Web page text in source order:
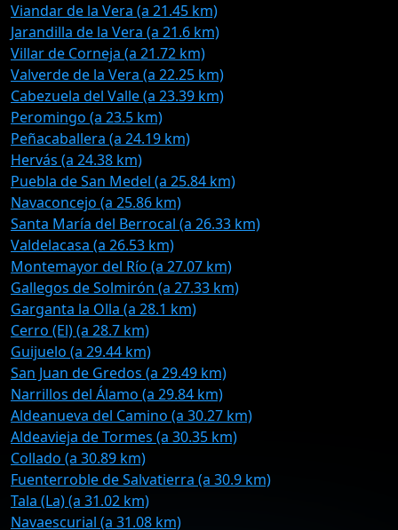
Viandar de la Vera (a 21.45 km)
Jarandilla de la Vera (a 21.6 km)
Villar de Corneja (a 21.72 km)
Valverde de la Vera (a 22.25 km)
Cabezuela del Valle (a 23.39 km)
Peromingo (a 23.5 km)
Peñacaballera (a 24.19 km)
Hervás (a 24.38 km)
Puebla de San Medel (a 25.84 km)
Navaconcejo (a 25.86 km)
Santa María del Berrocal (a 26.33 km)
Valdelacasa (a 26.53 km)
Montemayor del Río (a 27.07 km)
Gallegos de Solmirón (a 27.33 km)
Garganta la Olla (a 28.1 km)
Cerro (El) (a 28.7 km)
Guijuelo (a 29.44 km)
San Juan de Gredos (a 29.49 km)
Narrillos del Álamo (a 29.84 km)
Aldeanueva del Camino (a 30.27 km)
Aldeavieja de Tormes (a 30.35 km)
Collado (a 30.89 km)
Fuenterroble de Salvatierra (a 30.9 km)
Tala (La) (a 31.02 km)
Navaescurial (a 31.08 km)